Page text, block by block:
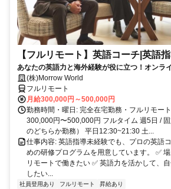
【フルリモート】英語コーチ|英語
あなたの英語力と海外経験が役に立つ！オンラ
のイングリード
(株)Morrow World
フルリモート
月給300,000円～500,000円
勤務時間・曜日: 完全在宅勤務・フルリモー
300,000円〜500,000円 フルタイム 週5日 /
のどちらか勤務） 平日12:30~21:30 土...
仕事内容: 英語指導未経験でも、プロの英語
めの研修プログラムを用意しています。 ✅
リモートで働きたい ✅ 英語力を活かして、
したい...
社員登用あり フルリモート 昇給あり